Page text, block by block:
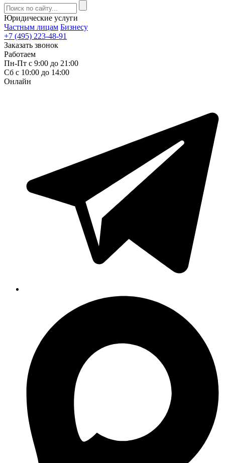
Юридические услуги
Частным лицам Бизнесу
+7 (495) 223-48-91
Заказать звонок
Работаем
Пн-Пт с 9:00 до 21:00
Сб с 10:00 до 14:00
Онлайн